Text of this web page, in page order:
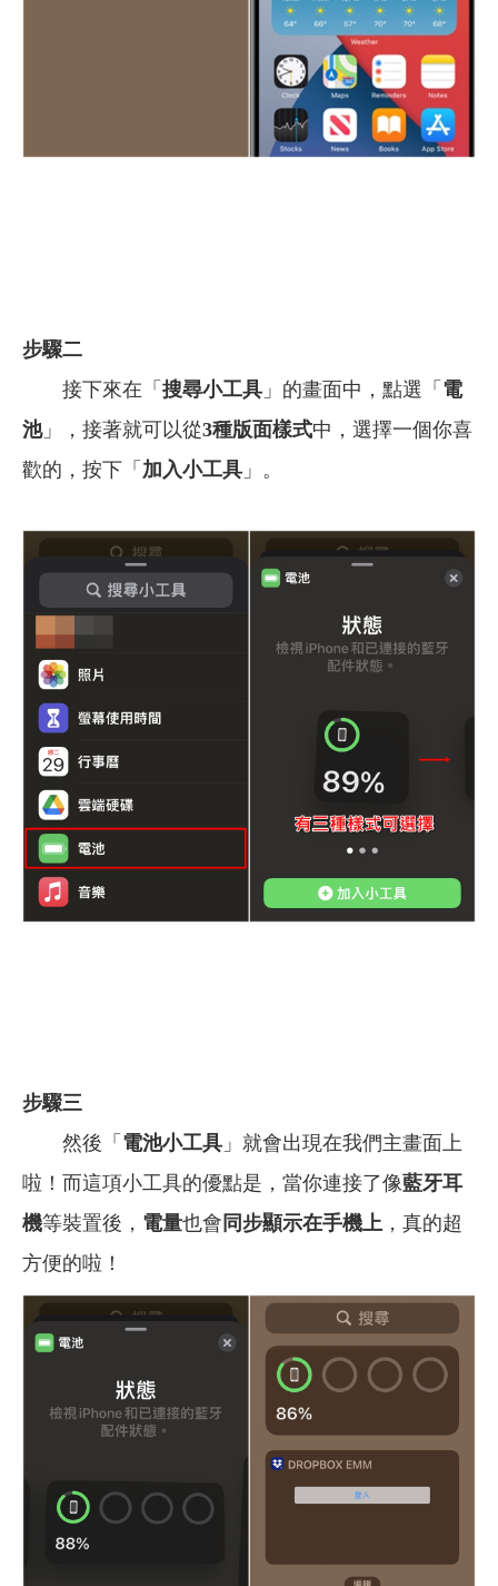
步驟二
接下來在「 搜尋小工具 」的畫面中，點選「 電
池」，接著就可以從3種版面樣式中，選擇一個你喜
歡的，按下「 加入小工具 」。
步驟三
然後「 電池小工具 」就會出現在我們主畫面上
啦！而這項小工具的優點是，當你連接了像藍牙耳
機等裝置後， 電量也會 同步顯示在手機上 ，真的超
方便的啦！